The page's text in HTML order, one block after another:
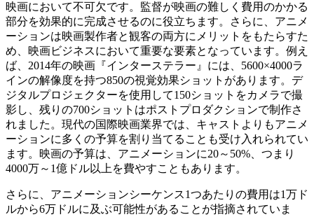
映画において不可欠です。監督が映画の難しく費用のかかる
部分を効果的に完成させるのに役立ちます。さらに、アニメ
ーションは映画製作者と観客の両方にメリットをもたらすた
め、映画ビジネスにおいて重要な要素となっています。例え
ば、2014年の映画『インターステラー』には、5600×4000ラ
インの解像度を持つ850の視覚効果ショットがあります。デ
ジタルプロジェクターを使用して150ショットをカメラで撮
影し、残りの700ショットはポストプロダクションで制作さ
れました。現代の国際映画業界では、キャストよりもアニメ
ーションに多くの予算を割り当てることも受け入れられてい
ます。映画の予算は、アニメーションに20～50%、つまり
4000万～1億ドル以上を費やすこともあります。
さらに、アニメーションシーケンス1つあたりの費用は1万ド
ルから6万ドルに及ぶ可能性があることが指摘されていま